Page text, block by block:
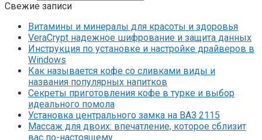
Свежие записи
Витамины и минералы для красоты и здоровья
VeraCrypt надежное шифрование и защита данных
Инструкция по установке и настройке драйверов в
Windows
Как называется кофе со сливками виды и
названия популярных напитков
Секреты приготовления кофе в турке и выбор
идеального помола
Установка центрального замка на ВАЗ 2115
Массаж для двоих: впечатление, которое сблизит
вас по-настоящему